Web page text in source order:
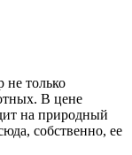
только
В цене
на природный
собственно, ее